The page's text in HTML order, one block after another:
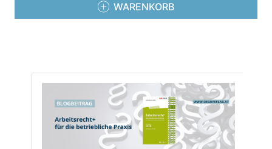
WARENKORB